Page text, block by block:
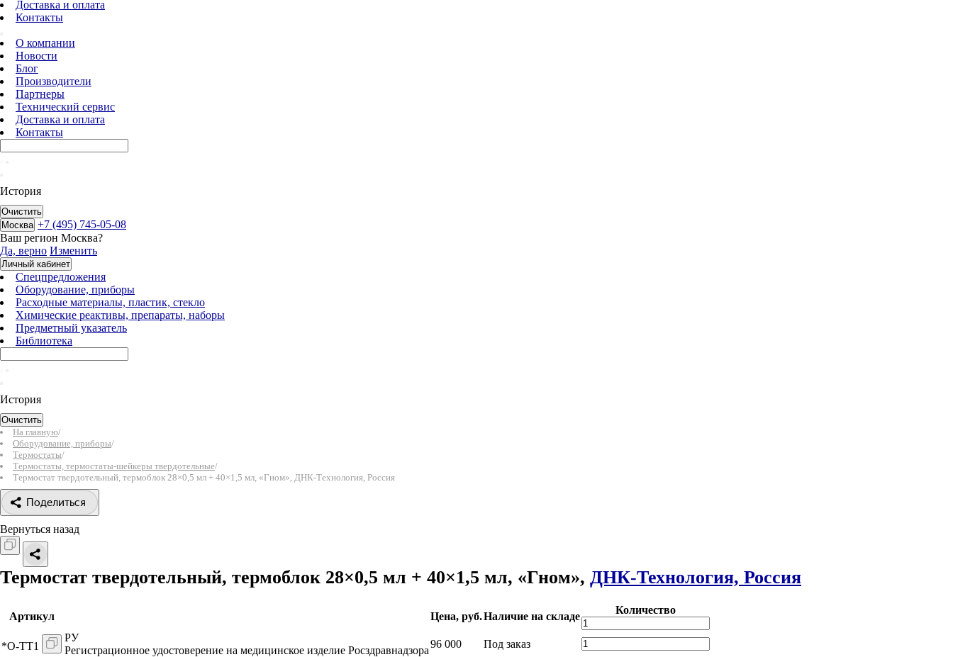
Доставка и оплата
Контакты
О компании
Новости
Блог
Производители
Партнеры
Технический сервис
Доставка и оплата
Контакты
История
Очистить
Москва +7 (495) 745-05-08
Ваш регион Москва?
Да, верно Изменить
Личный кабинет
Спецпредложения
Оборудование, приборы
Расходные материалы, пластик, стекло
Химические реактивы, препараты, наборы
Предметный указатель
Библиотека
История
Очистить
На главную/
Оборудование, приборы/
Термостаты/
Термостаты, термостаты-шейкеры твердотельные/
Термостат твердотельный, термоблок 28×0,5 мл + 40×1,5 мл, «Гном», ДНК-Технология, Россия
Поделиться
Вернуться назад
Термостат твердотельный, термоблок 28×0,5 мл + 40×1,5 мл, «Гном», ДНК-Технология, Россия
Артикул Цена, руб.Наличие на складе
Количество
*О-TT1
РУ
Регистрационное удостоверение на медицинское изделие Росздравнадзора
96 000 Под заказ